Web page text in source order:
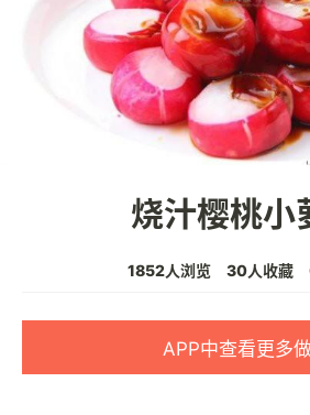
烧汁樱桃小
1852人浏览 30人收藏
APP中查看更多